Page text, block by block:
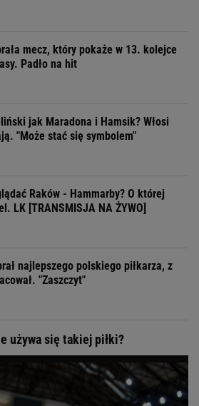
mecz, który pokaże w 13. kolejce
Padło na hit
jak Maradona i Hamsik? Włosi
"Może stać się symbolem"
Raków - Hammarby? O której
LK [TRANSMISJA NA ŻYWO]
najlepszego polskiego piłkarza, z
"Zaszczyt"
używa się takiej piłki?